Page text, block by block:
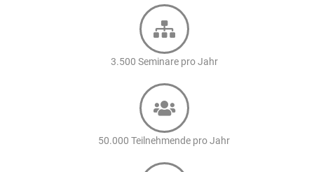
3.500 Seminare pro Jahr
50.000 Teilnehmende pro Jahr